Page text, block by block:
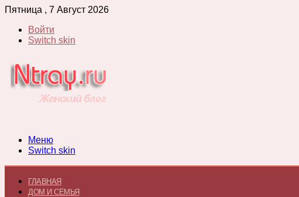
Пятница , 7 Август 2026
Войти
Switch skin
Меню
Switch skin
ГЛАВНАЯ
ДОМ И СЕМЬЯ